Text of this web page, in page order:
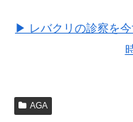
▶ レバクリの診察を
AGA